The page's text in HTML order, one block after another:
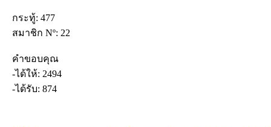
กระทู้: 477
สมาชิก Nº: 22
คำขอบคุณ
-ได้ให้: 2494
-ได้รับ: 874